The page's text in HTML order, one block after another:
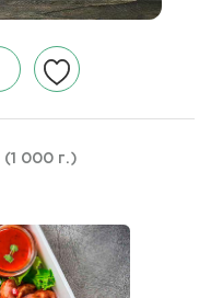
(1 000 г.)